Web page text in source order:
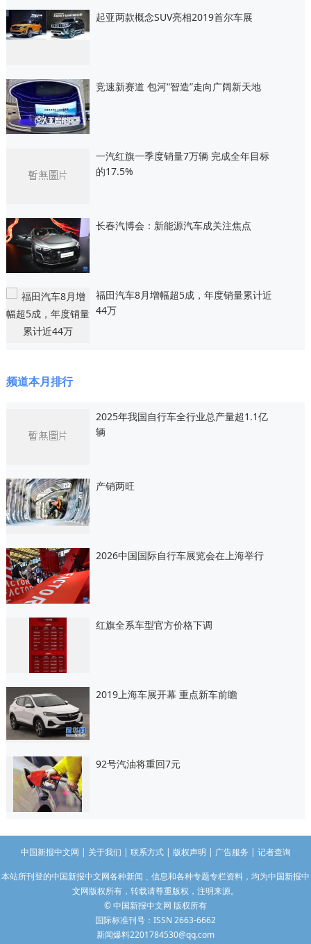
起亚两款概念SUV亮相2019首尔车展
竞速新赛道 包河“智造”走向广阔新天地
一汽红旗一季度销量7万辆 完成全年目标
的17.5%
长春汽博会：新能源汽车成关注焦点
福田汽车8月增幅超5成，年度销量累计近
44万
频道本月排行
2025年我国自行车全行业总产量超1.1亿
辆
产销两旺
2026中国国际自行车展览会在上海举行
红旗全系车型官方价格下调
2019上海车展开幕 重点新车前瞻
92号汽油将重回7元
中国新报中文网 | 关于我们 | 联系方式| 版权声明 | 广告服务 | 记者查询
本站所刊登的中国新报中文网各种新闻﹑信息和各种专题专栏资料，均为中国新报中
文网版权所有，转载请尊重版权，注明来源。
© 中国新报中文网 版权所有
国际标准刊号：ISSN 2663-6662
新闻爆料2201784530@qq.com